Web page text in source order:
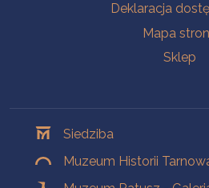
Deklaracja
Mapa
Sklep
Siedziba
Muzeum Historii